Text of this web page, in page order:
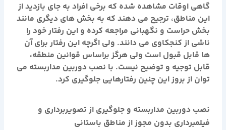
گاهی اوقات مشاهده شده که برخی افراد به جای بازدید از
این مناطق، ترجیح می دهند که به بخش های دیگری مانند
بخش حراست و نگهبانی مراجعه کرده و این رفتار خود را
ناشی از کنجکاوی می دانند. ولی اگرچه این رفتار برای آن
ها قابل قبول است ولی هرگز براساس قوانین منطقه،
قابل توجیه و توضیح نیست. با نصب دوربین مداربسته می
توان از بروز این چنین رفتارهایی جلوگیری کرد.
نصب دوربین مداربسته و جلوگیری از تصویربرداری و
فیلمبرداری بدون مجوز از مناطق باستانی